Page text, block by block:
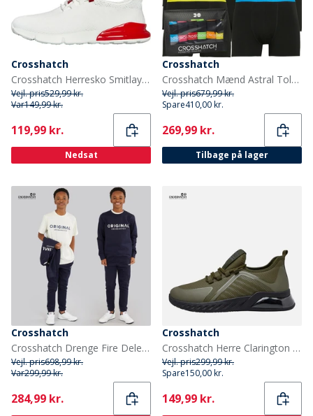
Crosshatch
Crosshatch Herresko Smitlay Træningssko Hvid/Rød
Vejl. pris529,99 kr.
Var149,99 kr.
Current
119,99 kr.
Nedsat
Crosshatch
Crosshatch Mænd Astral Tolv Pakke Boxers Sort
Vejl. pris679,99 kr.
Spare410,00 kr.
Current
269,99 kr.
Tilbage på lager
Crosshatch
Crosshatch Drenge Fire Dele Hættetrøje Sweatshirt T-shirt Og Joggingbukser Sæt Navy/Off White
Vejl. pris698,99 kr.
Var299,99 kr.
Current
284,99 kr.
Crosshatch
Crosshatch Herre Clarington Træningssko Khaki/Sort
Vejl. pris299,99 kr.
Spare150,00 kr.
Current
149,99 kr.